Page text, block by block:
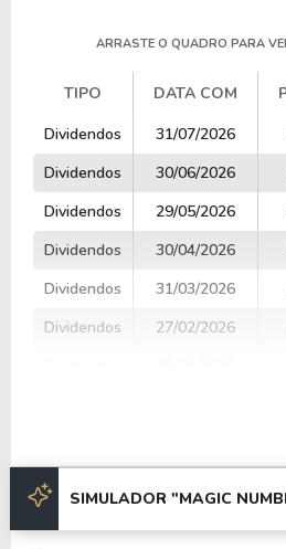
ARRASTE O QUADRO PARA
TIPO DATA COM
TIPO
DATA COM
Dividendos 31/07/2026
Dividendos
30/06/2026
Dividendos
29/05/2026
Dividendos
30/04/2026
Dividendos
31/03/2026
Dividendos
27/02/2026
Dividendos
SIMULADOR "MAGIC